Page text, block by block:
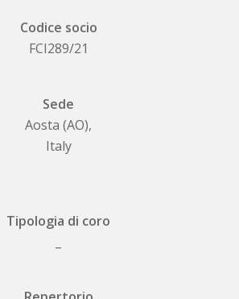
Codice socio
FCI289/21
Sede
Aosta (AO),
Italy
Tipologia di coro